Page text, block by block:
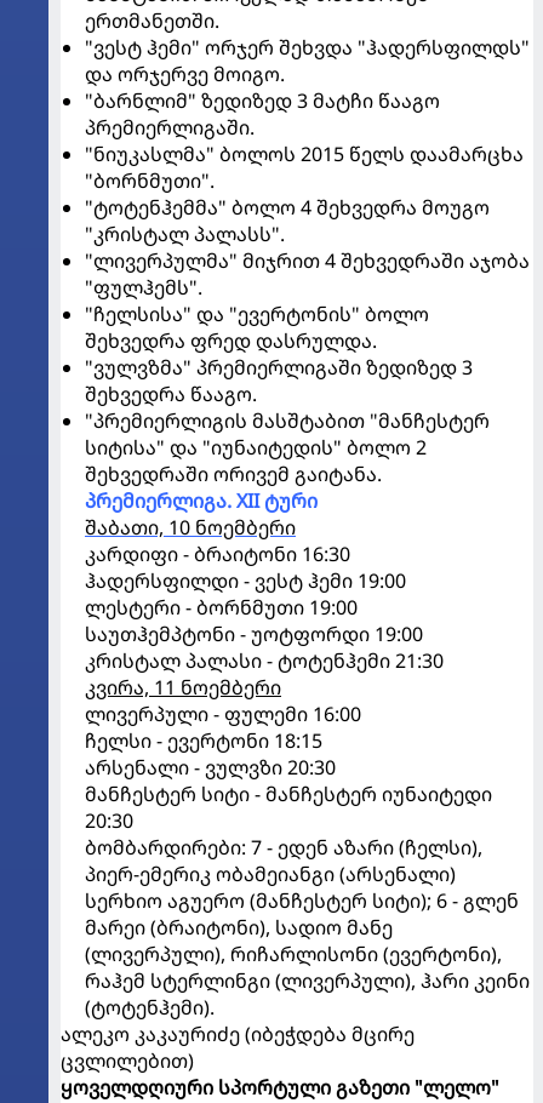
ერთმანეთში.
"ვესტ ჰემი" ორჯერ შეხვდა "ჰადერსფილდს"
და ორჯერვე მოიგო.
"ბარნლიმ" ზედიზედ 3 მატჩი წააგო
პრემიერლიგაში.
"ნიუკასლმა" ბოლოს 2015 წელს დაამარცხა
"ბორნმუთი".
"ტოტენჰემმა" ბოლო 4 შეხვედრა მოუგო
"კრისტალ პალასს".
"ლივერპულმა" მიჯრით 4 შეხვედრაში აჯობა
"ფულჰემს".
"ჩელსისა" და "ევერტონის" ბოლო
შეხვედრა ფრედ დასრულდა.
"ვულვზმა" პრემიერლიგაში ზედიზედ 3
შეხვედრა წააგო.
"პრემიერლიგის მასშტაბით "მანჩესტერ
სიტისა" და "იუნაიტედის" ბოლო 2
შეხვედრაში ორივემ გაიტანა.
პრემიერლიგა. XII ტური
შაბათი, 10 ნოემბერი
კარდიფი - ბრაიტონი 16:30
ჰადერსფილდი - ვესტ ჰემი 19:00
ლესტერი - ბორნმუთი 19:00
საუთჰემპტონი - უოტფორდი 19:00
კრისტალ პალასი - ტოტენჰემი 21:30
კვირა, 11 ნოემბერი
ლივერპული - ფულემი 16:00
ჩელსი - ევერტონი 18:15
არსენალი - ვულვზი 20:30
მანჩესტერ სიტი - მანჩესტერ იუნაიტედი
20:30
ბომბარდირები: 7 - ედენ აზარი (ჩელსი),
პიერ-ემერიკ ობამეიანგი (არსენალი)
სერხიო აგუერო (მანჩესტერ სიტი); 6 - გლენ
მარეი (ბრაიტონი), სადიო მანე
(ლივერპული), რიჩარლისონი (ევერტონი),
რაჰემ სტერლინგი (ლივერპული), ჰარი კეინი
(ტოტენჰემი).
ალეკო კაკაურიძე (იბეჭდება მცირე
ცვლილებით)
ყოველდღიური სპორტული გაზეთი "ლელო"